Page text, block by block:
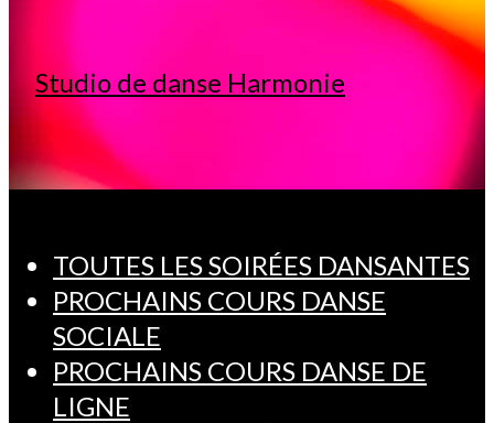
TOUTES LES SOIRÉES DANSANTES
PROCHAINS COURS DANSE
SOCIALE
PROCHAINS COURS DANSE DE
LIGNE